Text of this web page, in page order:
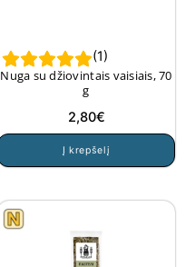
(1)
Nuga su džiovintais vaisiais, 70
g
2,80€
Į krepšelį